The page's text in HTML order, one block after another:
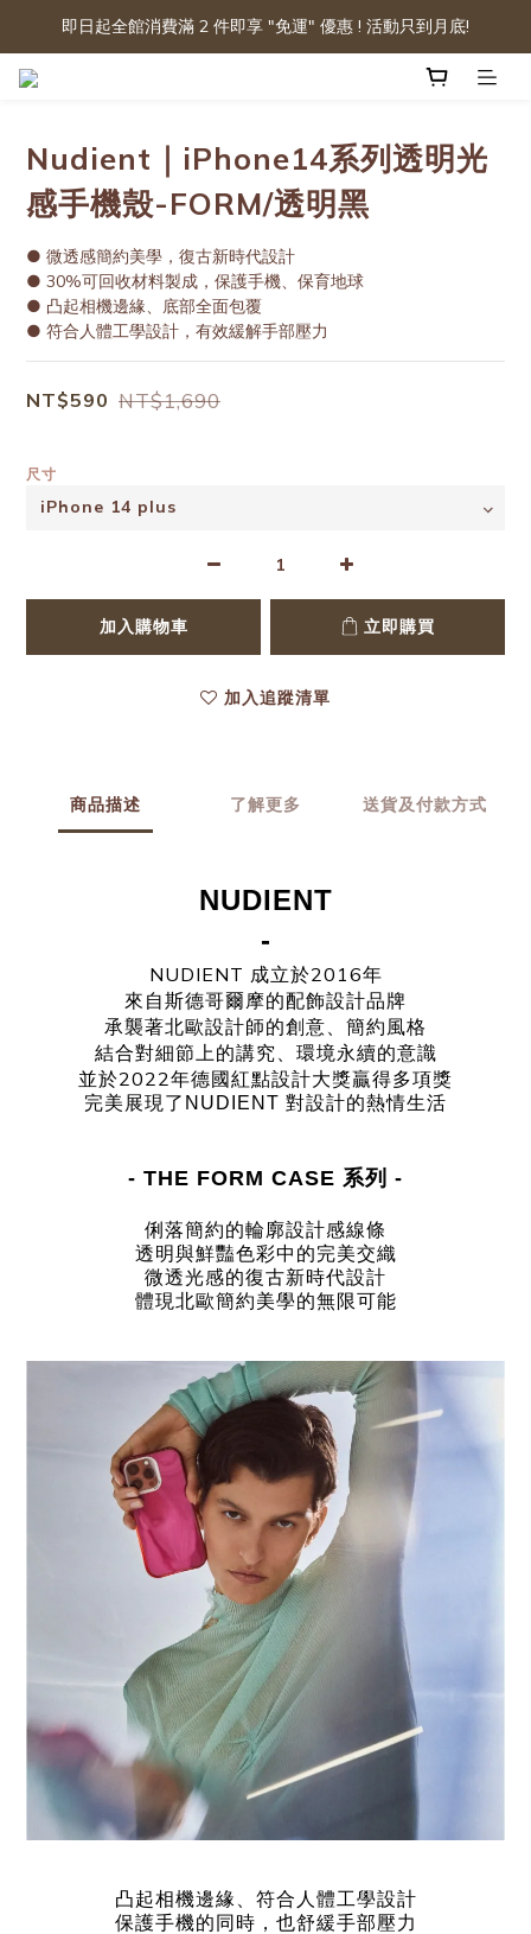
即日起全館消費滿 2 件即享 "免運" 優惠 ! 活動只到月底!
Nudient｜iPhone14系列透明光
感手機殼-FORM/透明黑
● 微透感簡約美學，復古新時代設計
● 30%可回收材料製成，保護手機、保育地球
● 凸起相機邊緣、底部全面包覆
● 符合人體工學設計，有效緩解手部壓力
NT$590 NT$1,690
尺寸
加入購物車 立即購買
加入追蹤清單
商品描述 了解更多 送貨及付款方式
NUDIENT
-
NUDIENT 成立於2016年
來自斯德哥爾摩的配飾設計品牌
承襲著北歐設計師的創意、簡約風格
結合對細節上的講究、環境永續的意識
並於2022年德國紅點設計大獎贏得多項獎
完美展現了 NUDIENT 對設計的熱情生活
- THE FORM CASE 系列 -
俐落簡約的輪廓設計感線條
透明與鮮豔色彩中的完美交織
微透光感的復古新時代設計
體現北歐簡約美學的無限可能
凸起相機邊緣、符合人體工學設計
保護手機的同時，也舒緩手部壓力